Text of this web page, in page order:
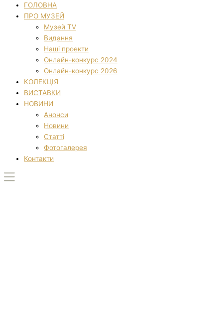
ГОЛОВНА
ПРО МУЗЕЙ
Музей TV
Видання
Наші проекти
Онлайн-конкурс 2024
Онлайн-конкурс 2026
КОЛЕКЦІЯ
ВИСТАВКИ
НОВИНИ
Анонси
Новини
Статті
Фотогалерея
Контакти